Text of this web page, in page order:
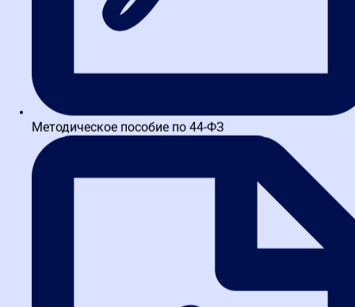
FAQ: ответы на самые частые
1. Сколько времени нужно, чтобы
стать экспертом в закупках?
Базовый уровень можно освоить за 3–6 месяцев интенсивного
обучения и практики. Для статуса эксперта, который может
консультировать и управлять сложными проектами,
потребуется 1–2 года постоянной работы и повышения
самостоятельно по видео на
Методическое пособие по 44-ФЗ